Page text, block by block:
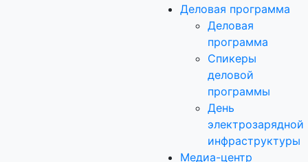
Деловая программа
Деловая
программа
Спикеры
деловой
программы
День
электрозарядной
инфраструктуры
Медиа-центр